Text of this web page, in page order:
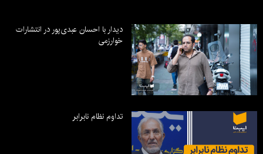
دیدار با احسان عبدی‌پور در انتشارات
خوارزمی
تداوم نظام نابرابر